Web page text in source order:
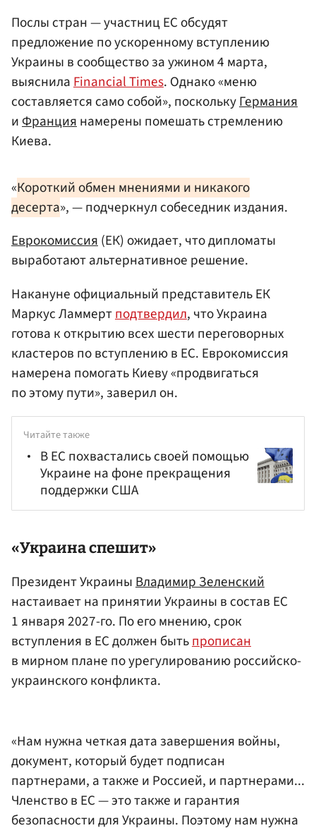
Послы стран — участниц ЕС обсудят
предложение по ускоренному вступлению
Украины в сообщество за ужином 4 марта,
выяснилаFinancial Times. Однако «меню
составляется само собой», посколькуГермания
иФранциянамерены помешать стремлению
Киева.
«Короткий обмен мнениями и никакого
десерта», — подчеркнул собеседник издания.
Еврокомиссия(ЕК) ожидает, что дипломаты
выработают альтернативное решение.
Накануне официальный представитель ЕК
Маркус Ламмертподтвердил, что Украина
готова к открытию всех шести переговорных
кластеров по вступлению в ЕС. Еврокомиссия
намерена помогать Киеву «продвигаться
по этому пути», заверил он.
Читайте также
В ЕС похвастались своей помощью
Украине на фоне прекращения
поддержки США
«Украина спешит»
Президент УкраиныВладимир Зеленский
настаивает на принятии Украины в состав ЕС
1 января 2027-го. По его мнению, срок
вступления в ЕС должен бытьпрописан
в мирном плане по урегулированию российско-
украинского конфликта.
«Нам нужна четкая дата завершения войны,
документ, который будет подписан
партнерами, а также и Россией, и партнерами...
Членство в ЕС — это также и гарантия
безопасности для Украины. Поэтому нам нужна